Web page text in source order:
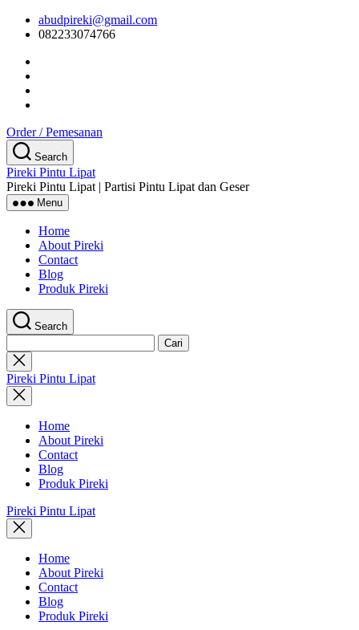
Skip
content
abudpireki@gmail.com
082233074766
Order / Pemesanan
Search
Pireki Pintu Lipat
Pireki Pintu Lipat | Partisi Pintu Lipat dan Geser
Menu
Home
About Pireki
Contact
Blog
Produk Pireki
Search
untuk:
Close
search
Pireki Pintu Lipat
Home
About Pireki
Contact
Blog
Produk Pireki
Pireki Pintu Lipat
Home
About Pireki
Contact
Blog
Produk Pireki